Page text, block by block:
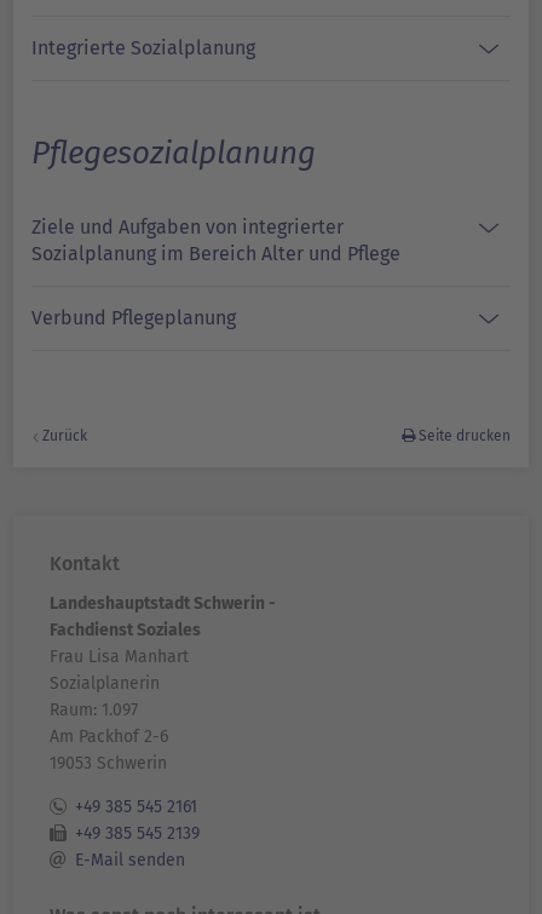
Integrierte Sozialplanung
Pflegesozialplanung
Ziele und Aufgaben von integrierter
Sozialplanung im Bereich Alter und Pflege
Verbund Pflegeplanung
Zurück Seite drucken
Kontakt
Landeshauptstadt Schwerin -
Fachdienst Soziales
Frau Lisa Manhart
Sozialplanerin
Raum: 1.097
Am Packhof 2-6
19053 Schwerin
+49 385 545 2161
+49 385 545 2139
E-Mail senden